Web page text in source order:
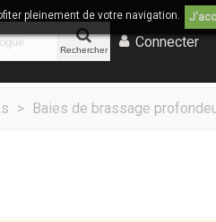
Rechercher Connecter
pleinement de votre navigation.
> Baies de brassage